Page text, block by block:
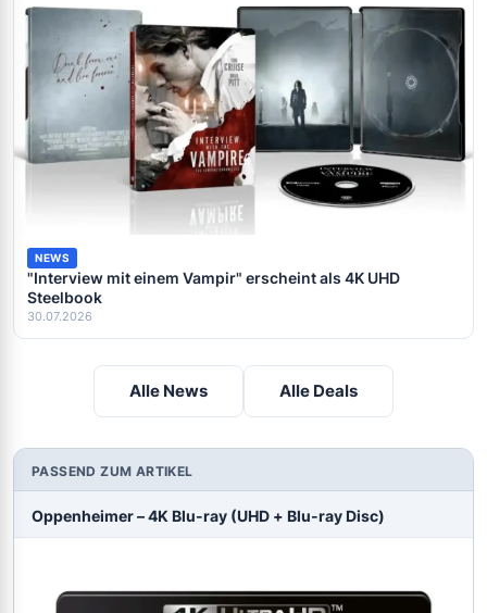
NEWS
"Interview mit einem Vampir" erscheint als 4K UHD
Steelbook
30.07.2026
Alle News Alle Deals
PASSEND ZUM ARTIKEL
Oppenheimer – 4K Blu-ray (UHD + Blu-ray Disc)